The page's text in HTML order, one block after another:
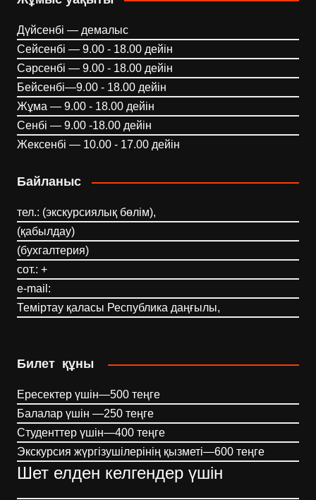
Дүйсенбі — демалыс
Сейсенбі — 9.00 - 18.00 дейін
Сәрсенбі — 9.00 - 18.00 дейін
Бейсенбі—9.00 - 18.00 дейін
Жұма — 9.00 - 18.00 дейін
Сенбі — 9.00 -18.00 дейін
Жексенбі — 10.00 - 17.00 дейін
Байланыс
тел.: (экскурсиялық бөлім),
(қабылдау)
(бухгалтерия)
сот.: +
e-mail:
Теміртау қаласы Республика даңғылы,
Билет құны
Ересектер үшін—500 теңге
Балалар үшін —250 теңге
Студенттер үшін—400 теңге
Экскурсия жүргізушілерінің қызметі—600 теңге
Шет елден келгендер үшін